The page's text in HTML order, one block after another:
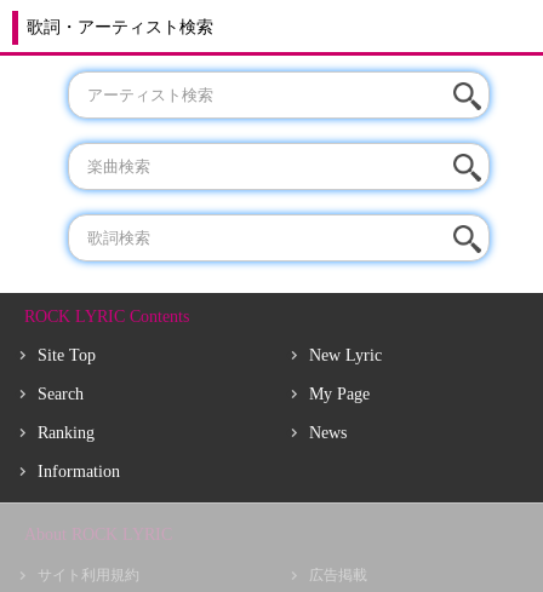
歌詞・アーティスト検索
ROCK LYRIC Contents
Site Top
Search
Ranking
Information
New Lyric
My Page
News
About ROCK LYRIC
サイト利用規約 広告掲載